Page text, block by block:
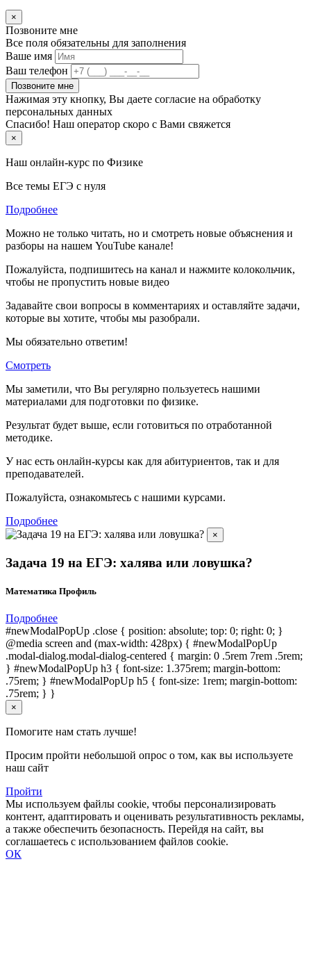
×
Позвоните мне
Все поля обязательны для заполнения
Ваше имя
Ваш телефон
Позвоните мне
Нажимая эту кнопку, Вы даете согласие на обработку
персональных данных
Спасибо! Наш оператор скоро с Вами свяжется
×
Наш онлайн-курс по Физике
Все темы ЕГЭ с нуля
Подробнее
Можно не только читать, но и смотреть новые объяснения и
разборы на нашем YouTube канале!
Пожалуйста, подпишитесь на канал и нажмите колокольчик,
чтобы не пропустить новые видео
Задавайте свои вопросы в комментариях и оставляйте задачи,
которые вы хотите, чтобы мы разобрали.
Мы обязательно ответим!
Смотреть
Мы заметили, что Вы регулярно пользуетесь нашими
материалами для подготовки по физике.
Результат будет выше, если готовиться по отработанной
методике.
У нас есть онлайн-курсы как для абитуриентов, так и для
преподавателей.
Пожалуйста, ознакомьтесь с нашими курсами.
Подробнее
×
Задача 19 на ЕГЭ: халява или ловушка?
Математика Профиль
Подробнее
#newModalPopUp .close { position: absolute; top: 0; right: 0; }
@media screen and (max-width: 428px) { #newModalPopUp
.modal-dialog.modal-dialog-centered { margin: 0 .5rem 7rem .5rem;
} #newModalPopUp h3 { font-size: 1.375rem; margin-bottom:
.75rem; } #newModalPopUp h5 { font-size: 1rem; margin-bottom:
.75rem; } }
×
Помогите нам стать лучше!
Просим пройти небольшой опрос о том, как вы используете
наш сайт
Пройти
Мы используем файлы cookie, чтобы персонализировать
контент, адаптировать и оценивать результативность рекламы,
а также обеспечить безопасность. Перейдя на сайт, вы
соглашаетесь с использованием файлов cookie.
ОК